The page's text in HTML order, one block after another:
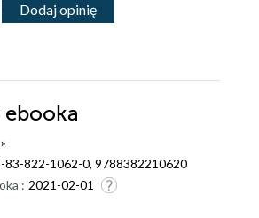
Dodaj opinię
ebooka
»
83-822-1062-0, 9788382210620
: 2021-02-01